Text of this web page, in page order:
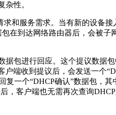
杂性。
和服务需求。当有新的设备
在到达网络路由器后，会被子
包进行回应。这个提议数据
端收到提议后，会发送一个
一个“DHCP确认”数据包，
客户端也无需再次查询